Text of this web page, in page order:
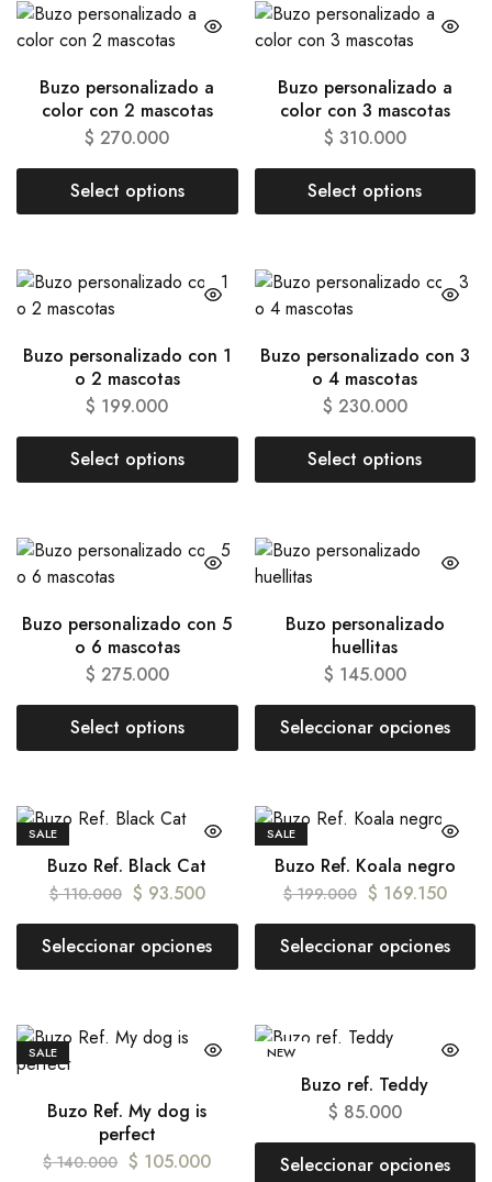
Buzo personalizado a
color con 2 mascotas
$ 270.000
Select options
Buzo personalizado a
color con 3 mascotas
$ 310.000
Select options
Buzo personalizado con 1
o 2 mascotas
$ 199.000
Select options
Buzo personalizado con 3
o 4 mascotas
$ 230.000
Select options
Buzo personalizado con 5
o 6 mascotas
$ 275.000
Select options
Buzo personalizado
huellitas
$ 145.000
Seleccionar opciones
SALE
Buzo Ref. Black Cat
$110.000 $ 93.500
Seleccionar opciones
SALE
Buzo Ref. Koala negro
$199.000 $ 169.150
Seleccionar opciones
SALE
Buzo Ref. My dog is
perfect
$140.000 $ 105.000
NEW
Buzo ref. Teddy
$ 85.000
Seleccionar opciones